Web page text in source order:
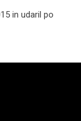
in udaril po